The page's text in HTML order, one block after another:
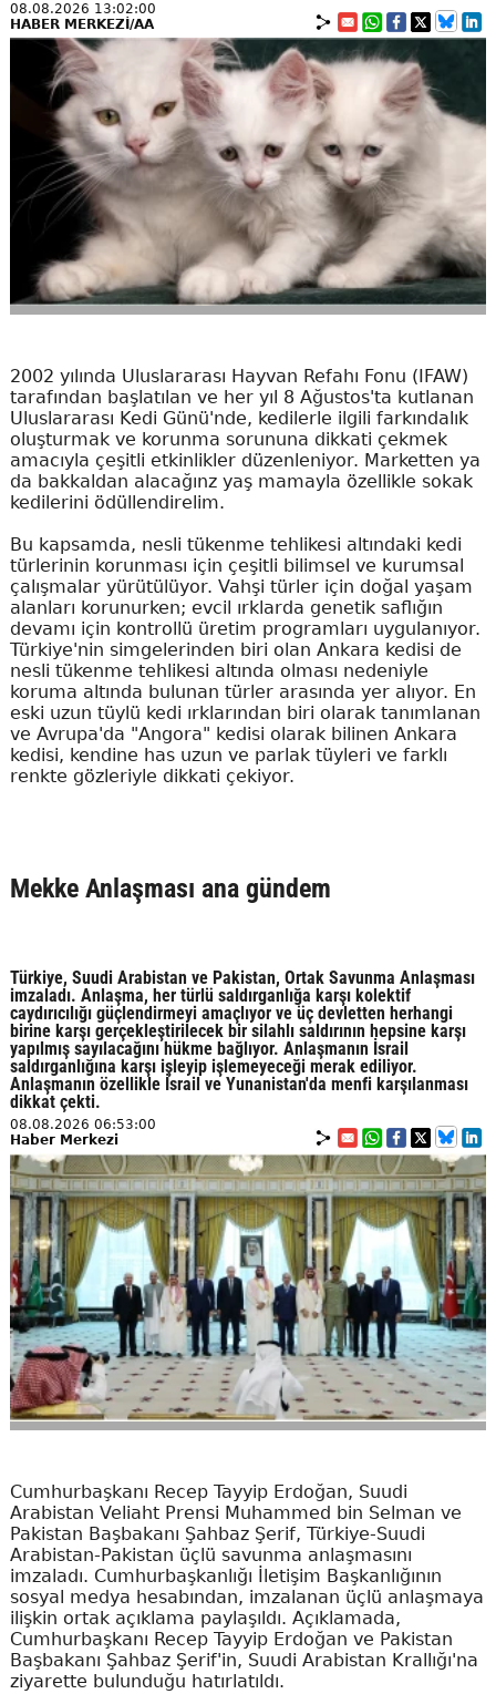
08.08.2026 13:02:00
HABER MERKEZİ/AA
2002 yılında Uluslararası Hayvan Refahı Fonu (IFAW)
tarafından başlatılan ve her yıl 8 Ağustos'ta kutlanan
Uluslararası Kedi Günü'nde, kedilerle ilgili farkındalık
oluşturmak ve korunma sorununa dikkati çekmek
amacıyla çeşitli etkinlikler düzenleniyor. Marketten ya
da bakkaldan alacağınz yaş mamayla özellikle sokak
kedilerini ödüllendirelim.
Bu kapsamda, nesli tükenme tehlikesi altındaki kedi
türlerinin korunması için çeşitli bilimsel ve kurumsal
çalışmalar yürütülüyor. Vahşi türler için doğal yaşam
alanları korunurken; evcil ırklarda genetik saflığın
devamı için kontrollü üretim programları uygulanıyor.
Türkiye'nin simgelerinden biri olan Ankara kedisi de
nesli tükenme tehlikesi altında olması nedeniyle
koruma altında bulunan türler arasında yer alıyor. En
eski uzun tüylü kedi ırklarından biri olarak tanımlanan
ve Avrupa'da "Angora" kedisi olarak bilinen Ankara
kedisi, kendine has uzun ve parlak tüyleri ve farklı
renkte gözleriyle dikkati çekiyor.
Mekke Anlaşması ana gündem
Türkiye, Suudi Arabistan ve Pakistan, Ortak Savunma Anlaşması
imzaladı. Anlaşma, her türlü saldırganlığa karşı kolektif
caydırıcılığı güçlendirmeyi amaçlıyor ve üç devletten herhangi
birine karşı gerçekleştirilecek bir silahlı saldırının hepsine karşı
yapılmış sayılacağını hükme bağlıyor. Anlaşmanın İsrail
saldırganlığına karşı işleyip işlemeyeceği merak ediliyor.
Anlaşmanın özellikle İsrail ve Yunanistan'da menfi karşılanması
dikkat çekti.
08.08.2026 06:53:00
Haber Merkezi
Cumhurbaşkanı Recep Tayyip Erdoğan, Suudi
Arabistan Veliaht Prensi Muhammed bin Selman ve
Pakistan Başbakanı Şahbaz Şerif, Türkiye-Suudi
Arabistan-Pakistan üçlü savunma anlaşmasını
imzaladı. Cumhurbaşkanlığı İletişim Başkanlığının
sosyal medya hesabından, imzalanan üçlü anlaşmaya
ilişkin ortak açıklama paylaşıldı. Açıklamada,
Cumhurbaşkanı Recep Tayyip Erdoğan ve Pakistan
Başbakanı Şahbaz Şerif'in, Suudi Arabistan Krallığı'na
ziyarette bulunduğu hatırlatıldı.